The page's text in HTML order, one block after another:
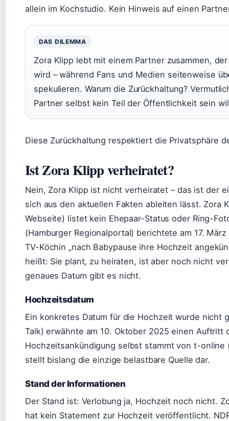
allein im Kochstudio. Kein Hinweis auf einen
DAS DILEMMA
Zora Klipp lebt mit einem Partner zusammen,
wird – während Fans und Medien seitenweise
spekulieren. Warum die Zurückhaltung?
Partner selbst kein Teil der Öffentlichkeit sein
Diese Zurückhaltung respektiert die Privatsphäre
Ist Zora Klipp verheiratet?
Nein, Zora Klipp ist nicht verheiratet – das ist der
sich aus den aktuellen Fakten ableiten lässt. Zora
Webseite) listet kein Ehepaar-Status oder Ring-
(Hamburger Regionalportal) berichtete am 17.
TV-Köchin „nach Babypause ihre Hochzeit
heißt: Sie plant, zu heiraten, ist aber noch nicht
genaues Datum gibt es nicht.
Hochzeitsdatum
Ein konkretes Datum für die Hochzeit wurde nicht
Talk) erwähnte am 10. Oktober 2025 einen Auftritt
Hochzeitsankündigung selbst stammt von t-online
stellt bislang die einzige belastbare Quelle dar.
Stand der Informationen
Der Stand ist: Verlobung ja, Hochzeit noch nicht.
hat kein Statement zur Hochzeit veröffentlicht.